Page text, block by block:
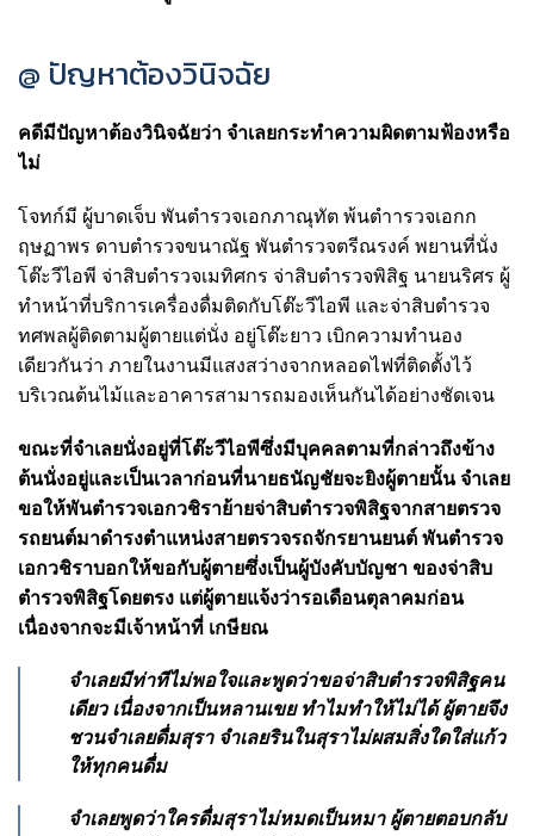
@ ปัญหาต้องวินิจฉัย
คดีมีปัญหาต้องวินิจฉัยว่า จําเลยกระทําความผิดตามฟ้องหรือ
ไม่
โจทก์มี ผู้บาดเจ็บ พันตํารวจเอกภาณุทัต พ้นตําารวจเอกก
ฤษฏาพร ดาบตํารวจขนาณัฐ พันตํารวจตรีณรงค์ พยานที่นั่ง
โต๊ะวีไอพี จ่าสิบตํารวจเมทิศกร จ่าสิบตํารวจพิสิฐ นายนริศร ผู้
ทําหน้าที่บริการเครื่องดื่มติดกับโต๊ะวีไอพี และจ่าสิบตํารวจ
ทศพลผู้ติดตามผู้ตายแต่นั่ง อยู่โต๊ะยาว เบิกความทํานอง
เดียวกันว่า ภายในงานมีแสงสว่างจากหลอดไฟที่ติดตั้งไว้
บริเวณต้นไม้และอาคารสามารถมองเห็นกันได้อย่างชัดเจน
ขณะที่จําเลยนั่งอยู่ที่โต๊ะวีไอพีซึ่งมีบุคคลตามที่กล่าวถึงข้าง
ต้นนั่งอยู่และเป็นเวลาก่อนที่นายธนัญชัยจะยิงผู้ตายนั้น จําเลย
ขอให้พันตํารวจเอกวชิราย้ายจ่าสิบตํารวจพิสิฐจากสายตรวจ
รถยนต์มาดํารงตําแหน่งสายตรวจรถจักรยานยนต์ พันตํารวจ
เอกวชิราบอกให้ขอกับผู้ตายซึ่งเป็นผู้บังคับบัญชา ของจ่าสิบ
ตํารวจพิสิฐโดยตรง แต่ผู้ตายแจ้งว่ารอเดือนตุลาคมก่อน
เนื่องจากจะมีเจ้าหน้าที่ เกษียณ
จําเลยมีท่าทีไม่พอใจและพูดว่าขอจ่าสิบตํารวจพิสิฐคน
เดียว เนื่องจากเป็นหลานเขย ทําไมทําให้ไม่ได้ ผู้ตายจึง
ชวนจําเลยดื่มสุรา จําเลยรินในสุราไม่ผสมสิ่งใดใส่แก้ว
ให้ทุกคนดื่ม
จําเลยพูดว่าใครดื่มสุราไม่หมดเป็นหมา ผู้ตายตอบกลับ